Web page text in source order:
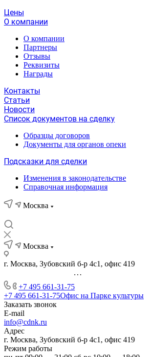
Цены
О компании
О компании
Партнеры
Отзывы
Реквизиты
Награды
Контакты
Статьи
Новости
Список документов на сделку
Образцы договоров
Документы для органов опеки
Подсказки для сделки
Изменения в законодательстве
Справочная информация
Москва
Москва
г. Москва, Зубовский б-р 4с1, офис 419
...
+7 495 661-31-75
+7 495 661-31-75Офис на Парке культуры
Заказать звонок
E-mail
info@cdnk.ru
Адрес
г. Москва, Зубовский б-р 4с1, офис 419
Режим работы